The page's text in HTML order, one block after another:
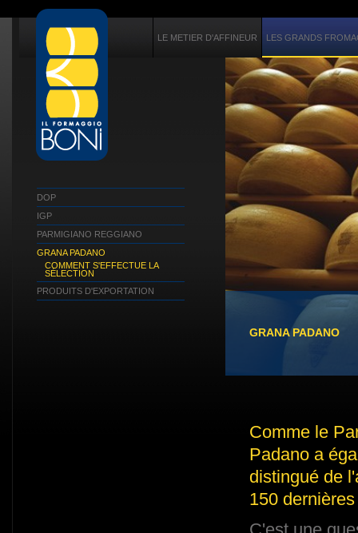
LE METIER D'AFFINEUR LES GRANDS
DOP
IGP
PARMIGIANO REGGIANO
GRANA PADANO
COMMENT S'EFFECTUE LA
SÉLECTION
PRODUITS D'EXPORTATION
GRANA PADANO
Comme le
Padano a
distingué de
150